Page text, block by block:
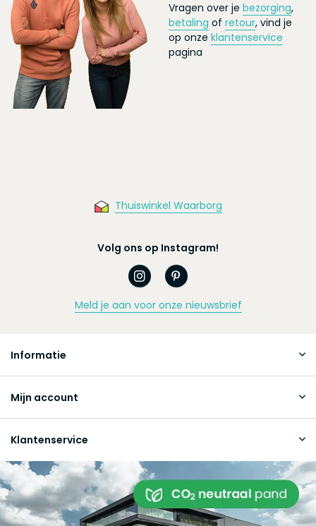
Vragen over je bezorging,
betaling of retour, vind je
op onze klantenservice
pagina
Thuiswinkel Waarborg
Volg ons op Instagram!
Meld je aan voor onze nieuwsbrief
Informatie
Mijn account
Klantenservice